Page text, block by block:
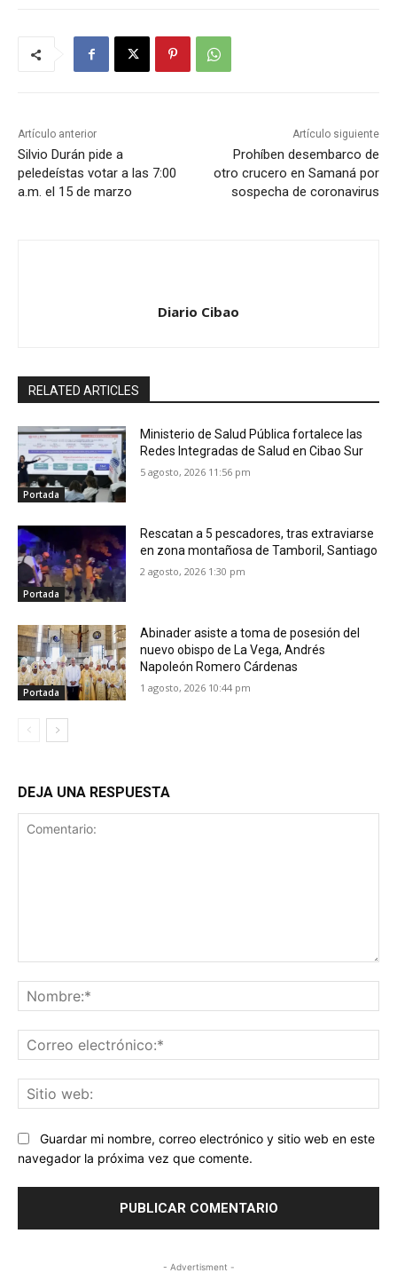
Artículo anterior
Silvio Durán pide a
peledeístas votar a las 7:00
a.m. el 15 de marzo‬
Artículo siguiente
Prohíben desembarco de
otro crucero en Samaná por
sospecha de coronavirus
Diario Cibao
RELATED ARTICLES
Portada
Ministerio de Salud Pública fortalece las
Redes Integradas de Salud en Cibao Sur
5 agosto, 2026 11:56 pm
Portada
Rescatan a 5 pescadores, tras extraviarse
en zona montañosa de Tamboril, Santiago
2 agosto, 2026 1:30 pm
Portada
Abinader asiste a toma de posesión del
nuevo obispo de La Vega, Andrés
Napoleón Romero Cárdenas
1 agosto, 2026 10:44 pm
DEJA UNA RESPUESTA
Guardar mi nombre, correo electrónico y sitio web en este
navegador la próxima vez que comente.
- Advertisment -